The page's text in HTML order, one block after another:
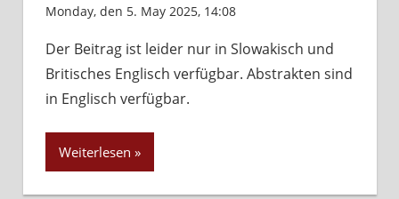
Monday, den 5. May 2025, 14:08
(Slovensky)
Rétorické
Der Beitrag ist leider nur in Slowakisch und
Britisches Englisch verfügbar. Abstrakten sind
in Englisch verfügbar.
Weiterlesen